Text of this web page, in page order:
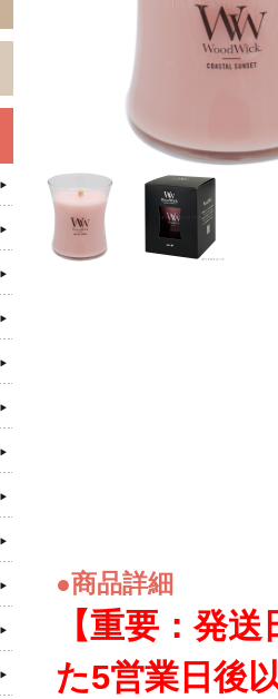
●商品詳細
【重要：発
た5営業日後